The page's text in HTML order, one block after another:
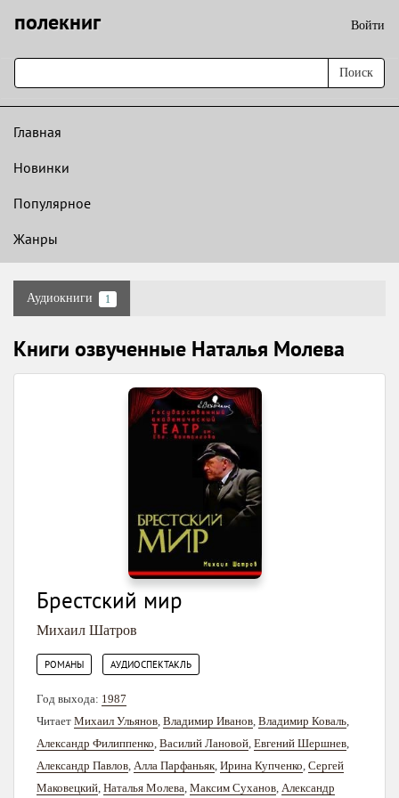
полекниг Войти
Поиск
Главная
Новинки
Популярное
Жанры
Аудиокниги 1
Книги озвученные Наталья Молева
Брестский мир
Михаил Шатров
РОМАНЫ АУДИОСПЕКТАКЛЬ
Год выхода: 1987
Читает Михаил Ульянов Владимир Иванов Владимир Коваль
Александр Филиппенко Василий Лановой Евгений Шершнев
Александр Павлов Алла Парфаньяк Ирина Купченко Сергей
Маковецкий Наталья Молева Максим Суханов Александр